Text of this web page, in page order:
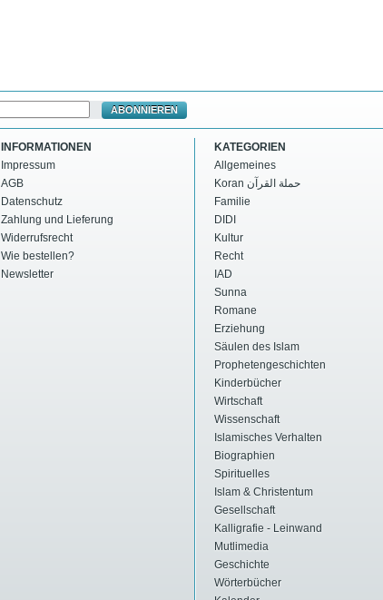
ABONNIEREN
INFORMATIONEN
Impressum
AGB
Datenschutz
Zahlung und Lieferung
Widerrufsrecht
Wie bestellen?
Newsletter
KATEGORIEN
Allgemeines
Koran حملة القرآن
Familie
DIDI
Kultur
Recht
IAD
Sunna
Romane
Erziehung
Säulen des Islam
Prophetengeschichten
Kinderbücher
Wirtschaft
Wissenschaft
Islamisches Verhalten
Biographien
Spirituelles
Islam & Christentum
Gesellschaft
Kalligrafie - Leinwand
Mutlimedia
Geschichte
Wörterbücher